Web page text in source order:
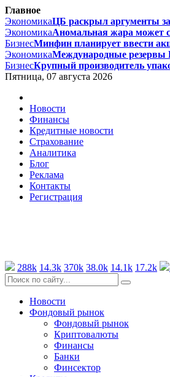
Главное
ЭкономикаЦБ раскрыл аргументы
ЭкономикаАномальная жара может
БизнесМинфин планирует ввести
ЭкономикаМеждународные резервы
БизнесКрупный производитель
Пятница, 07 августа 2026
Новости
Финансы
Кредитные новости
Страхование
Аналитика
Блог
Реклама
Контакты
Регистрация
288k 14.3k 370k 38.0k 14.1k 17.2k
Новости
Фондовый рынок
Фондовый рынок
Криптовалюты
Финансы
Банки
Финсектор